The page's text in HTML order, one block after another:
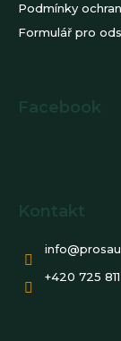
Podmínky
Formulář pro
Facebook
Kontakt
info@
+420 725